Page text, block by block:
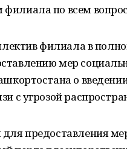
по всем
филиала в
мер
о
с угрозой
предоставления